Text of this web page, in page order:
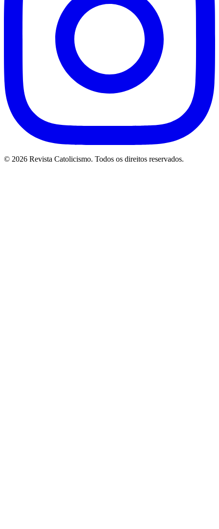
© 2026 Revista Catolicismo. Todos os direitos reservados.